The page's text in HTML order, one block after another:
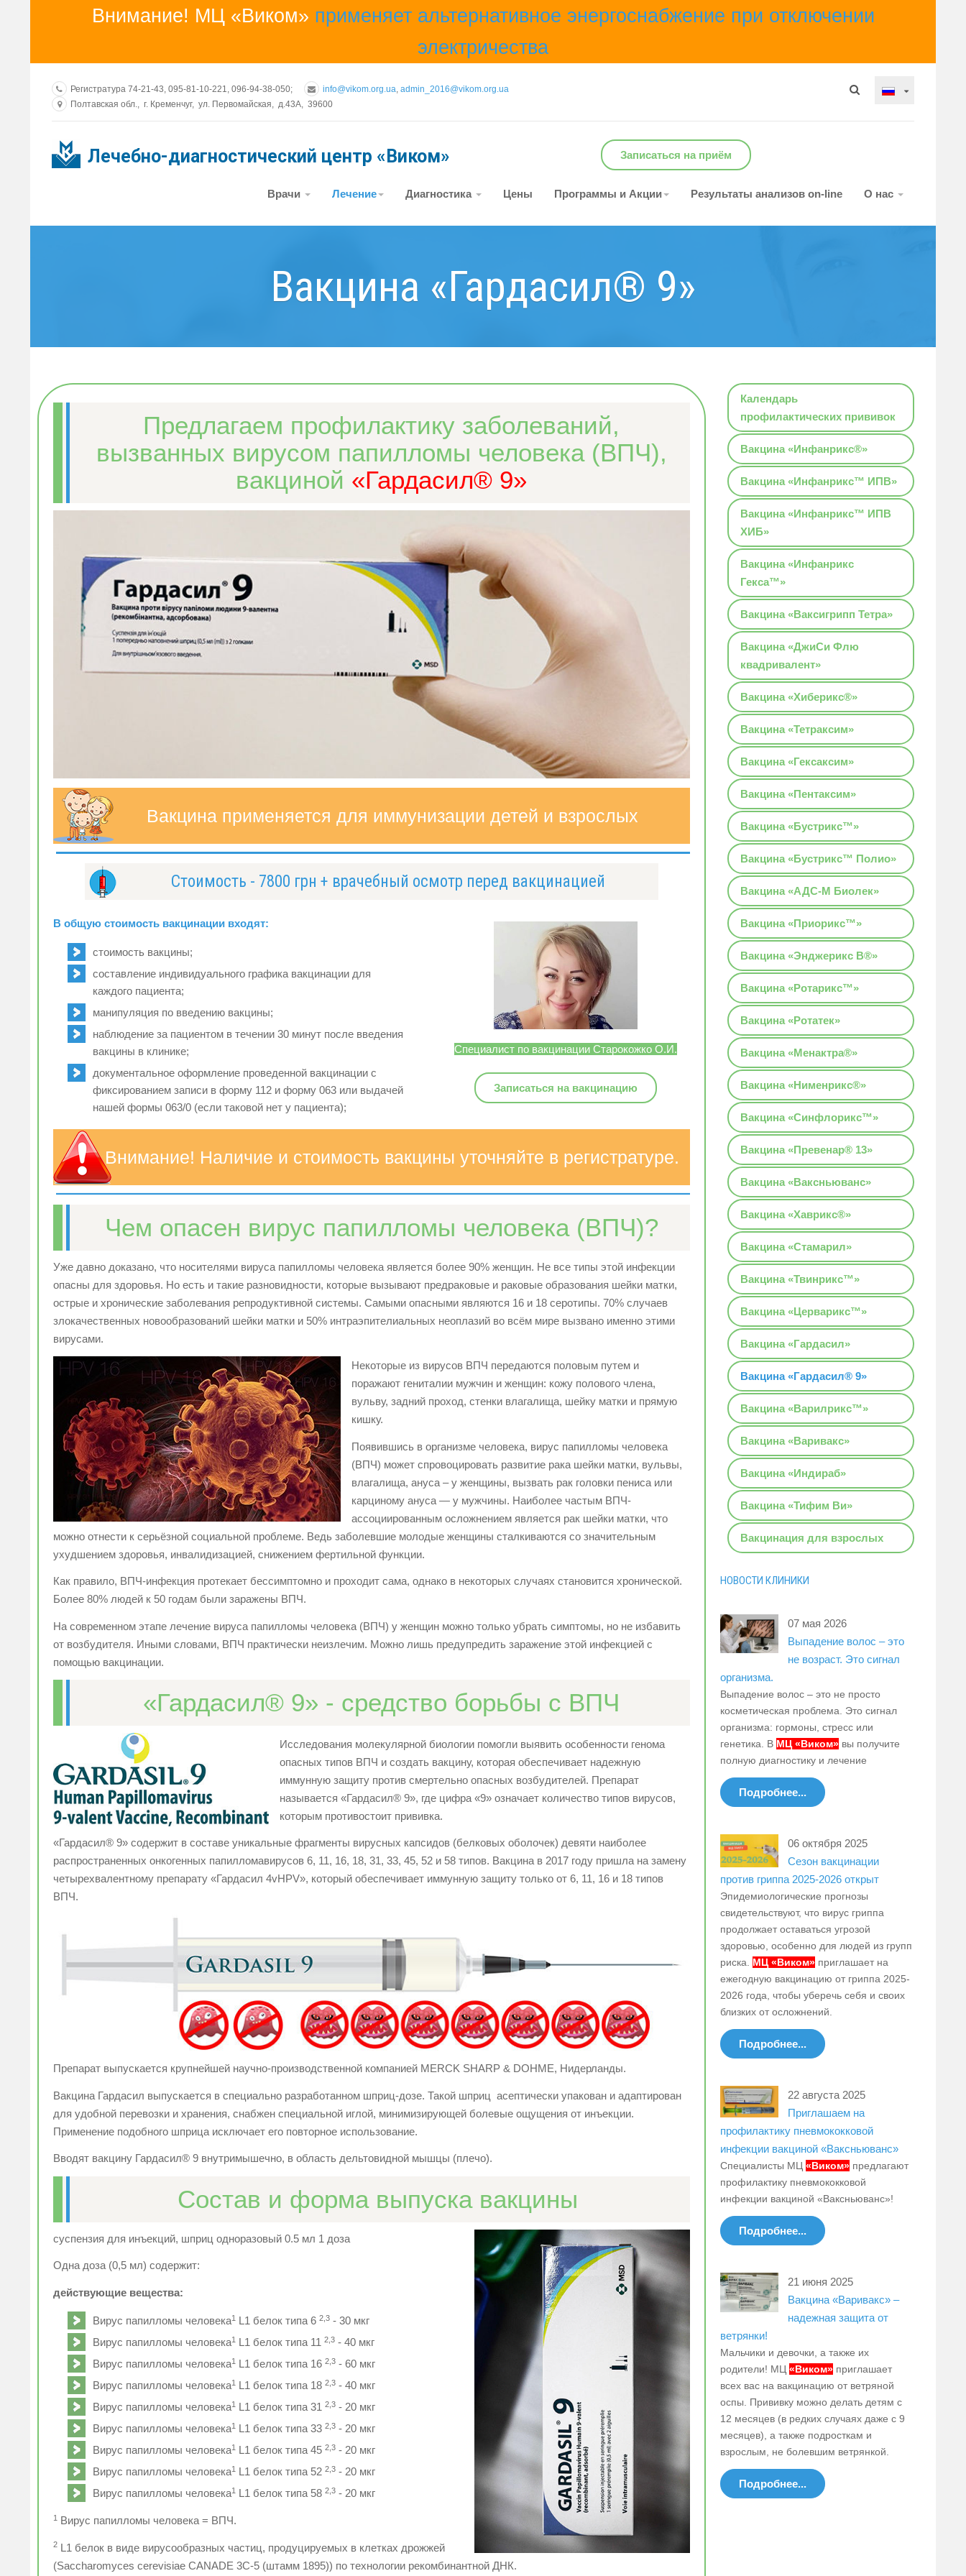
Внимание! МЦ «Виком» применяет альтернативное энергоснабжение при отключении
электричества
Регистратура 74-21-43, 095-81-10-221, 096-94-38-050; info@vikom.org.ua, admin_2016@vikom.org.ua
Полтавская обл., г. Кременчуг, ул. Первомайская, д.43А, 39600
Лечебно-диагностический центр «Виком» Записаться на приём
Врачи Лечение Диагностика Цены Программы и Акции Результаты анализов on-line О нас
Вакцина «Гардасил® 9»
Предлагаем профилактику заболеваний,
вызванных вирусом папилломы человека (ВПЧ),
вакциной «Гардасил® 9»
Вакцина применяется для иммунизации детей и взрослых
Стоимость - 7800 грн + врачебный осмотр перед вакцинацией
В общую стоимость вакцинации входят:
стоимость вакцины;
составление индивидуального графика вакцинации для
каждого пациента;
манипуляция по введению вакцины;
наблюдение за пациентом в течении 30 минут после введения
вакцины в клинике;
документальное оформление проведенной вакцинации с
фиксированием записи в форму 112 и форму 063 или выдачей
нашей формы 063/0 (если таковой нет у пациента);
Специалист по вакцинации Старокожко О.И.
Записаться на вакцинацию
Внимание! Наличие и стоимость вакцины уточняйте в регистратуре.
Чем опасен вирус папилломы человека (ВПЧ)?
Уже давно доказано, что носителями вируса папилломы человека является более 90% женщин. Не все типы этой инфекции
опасны для здоровья. Но есть и такие разновидности, которые вызывают предраковые и раковые образования шейки матки,
острые и хронические заболевания репродуктивной системы. Самыми опасными являются 16 и 18 серотипы. 70% случаев
злокачественных новообразований шейки матки и 50% интраэпителиальных неоплазий во всём мире вызвано именно этими
вирусами.
Некоторые из вирусов ВПЧ передаются половым путем и
поражают гениталии мужчин и женщин: кожу полового члена,
вульву, задний проход, стенки влагалища, шейку матки и прямую
кишку.
Появившись в организме человека, вирус папилломы человека
(ВПЧ) может спровоцировать развитие рака шейки матки, вульвы,
влагалища, ануса – у женщины, вызвать рак головки пениса или
карциному ануса — у мужчины. Наиболее частым ВПЧ-
ассоциированным осложнением является рак шейки матки, что
можно отнести к серьёзной социальной проблеме. Ведь заболевшие молодые женщины сталкиваются со значительным
ухудшением здоровья, инвалидизацией, снижением фертильной функции.
Как правило, ВПЧ-инфекция протекает бессимптомно и проходит сама, однако в некоторых случаях становится хронической.
Более 80% людей к 50 годам были заражены ВПЧ.
На современном этапе лечение вируса папилломы человека (ВПЧ) у женщин можно только убрать симптомы, но не избавить
от возбудителя. Иными словами, ВПЧ практически неизлечим. Можно лишь предупредить заражение этой инфекцией с
помощью вакцинации.
«Гардасил® 9» - средство борьбы с ВПЧ
Исследования молекулярной биологии помогли выявить особенности генома
опасных типов ВПЧ и создать вакцину, которая обеспечивает надежную
иммунную защиту против смертельно опасных возбудителей. Препарат
называется «Гардасил® 9», где цифра «9» означает количество типов вирусов,
которым противостоит прививка.
«Гардасил® 9» содержит в составе уникальные фрагменты вирусных капсидов (белковых оболочек) девяти наиболее
распространенных онкогенных папилломавирусов 6, 11, 16, 18, 31, 33, 45, 52 и 58 типов. Вакцина в 2017 году пришла на замену
четырехвалентному препарату «Гардасил 4vHPV», который обеспечивает иммунную защиту только от 6, 11, 16 и 18 типов
ВПЧ.
Препарат выпускается крупнейшей научно-производственной компанией MERCK SHARP & DOHME, Нидерланды.
Вакцина Гардасил выпускается в специально разработанном шприц-дозе. Такой шприц асептически упакован и адаптирован
для удобной перевозки и хранения, снабжен специальной иглой, минимизирующей болевые ощущения от инъекции.
Применение подобного шприца исключает его повторное использование.
Вводят вакцину Гардасил® 9 внутримышечно, в область дельтовидной мышцы (плечо).
Состав и форма выпуска вакцины
суспензия для инъекций, шприц одноразовый 0.5 мл 1 доза
Одна доза (0,5 мл) содержит:
действующие вещества:
Вирус папилломы человека1 L1 белок типа 6 2,3 - 30 мкг
Вирус папилломы человека1 L1 белок типа 11 2,3 - 40 мкг
Вирус папилломы человека1 L1 белок типа 16 2,3 - 60 мкг
Вирус папилломы человека1 L1 белок типа 18 2,3 - 40 мкг
Вирус папилломы человека1 L1 белок типа 31 2,3 - 20 мкг
Вирус папилломы человека1 L1 белок типа 33 2,3 - 20 мкг
Вирус папилломы человека1 L1 белок типа 45 2,3 - 20 мкг
Вирус папилломы человека1 L1 белок типа 52 2,3 - 20 мкг
Вирус папилломы человека1 L1 белок типа 58 2,3 - 20 мкг
1 Вирус папилломы человека = ВПЧ.
2 L1 белок в виде вирусообразных частиц, продуцируемых в клетках дрожжей
(Saccharomyces cerevisiae CANADE 3С-5 (штамм 1895)) по технологии рекомбинантной ДНК.
Календарь
профилактических прививок
Вакцина «Инфанрикс®»
Вакцина «Инфанрикс™ ИПВ»
Вакцина «Инфанрикс™ ИПВ
ХИБ»
Вакцина «Инфанрикс
Гекса™»
Вакцина «Ваксигрипп Тетра»
Вакцина «ДжиСи Флю
квадривалент»
Вакцина «Хиберикс®»
Вакцина «Тетраксим»
Вакцина «Гексаксим»
Вакцина «Пентаксим»
Вакцина «Бустрикс™»
Вакцина «Бустрикс™ Полио»
Вакцина «АДС-М Биолек»
Вакцина «Приорикс™»
Вакцина «Энджерикс B®»
Вакцина «Ротарикс™»
Вакцина «Ротатек»
Вакцина «Менактра®»
Вакцина «Нименрикс®»
Вакцина «Синфлорикс™»
Вакцина «Превенар® 13»
Вакцина «Ваксньюванс»
Вакцина «Хаврикс®»
Вакцина «Стамарил»
Вакцина «Твинрикс™»
Вакцина «Церварикс™»
Вакцина «Гардасил»
Вакцина «Гардасил® 9»
Вакцина «Варилрикс™»
Вакцина «Варивакс»
Вакцина «Индираб»
Вакцина «Тифим Ви»
Вакцинация для взрослых
НОВОСТИ КЛИНИКИ
07 мая 2026
Выпадение волос – это
не возраст. Это сигнал
организма.
Выпадение волос – это не просто
косметическая проблема. Это сигнал
организма: гормоны, стресс или
генетика. В МЦ «Виком» вы получите
полную диагностику и лечение
Подробнее...
06 октября 2025
Сезон вакцинации
против гриппа 2025-2026 открыт
Эпидемиологические прогнозы
свидетельствуют, что вирус гриппа
продолжает оставаться угрозой
здоровью, особенно для людей из групп
риска. МЦ «Виком» приглашает на
ежегодную вакцинацию от гриппа 2025-
2026 года, чтобы уберечь себя и своих
близких от осложнений.
Подробнее...
22 августа 2025
Приглашаем на
профилактику пневмококковой
инфекции вакциной «Ваксньюванс»
Специалисты МЦ «Виком» предлагают
профилактику пневмококковой
инфекции вакциной «Ваксньюванс»!
Подробнее...
21 июня 2025
Вакцина «Варивакс» –
надежная защита от
ветрянки!
Мальчики и девочки, а также их
родители! МЦ «Виком» приглашает
всех вас на вакцинацию от ветряной
оспы. Прививку можно делать детям с
12 месяцев (в редких случаях даже с 9
месяцев), а также подросткам и
взрослым, не болевшим ветрянкой.
Подробнее...